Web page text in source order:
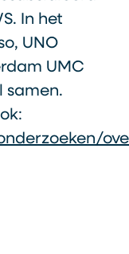
In het
UNO
UMC
samen.